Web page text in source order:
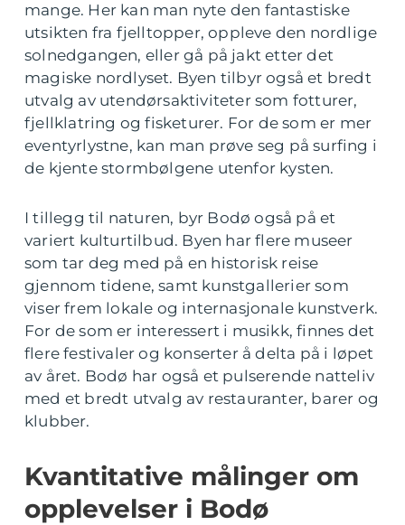
mange. Her kan man nyte den fantastiske
utsikten fra fjelltopper, oppleve den nordlige
solnedgangen, eller gå på jakt etter det
magiske nordlyset. Byen tilbyr også et bredt
utvalg av utendørsaktiviteter som fotturer,
fjellklatring og fisketurer. For de som er mer
eventyrlystne, kan man prøve seg på surfing i
de kjente stormbølgene utenfor kysten.
I tillegg til naturen, byr Bodø også på et
variert kulturtilbud. Byen har flere museer
som tar deg med på en historisk reise
gjennom tidene, samt kunstgallerier som
viser frem lokale og internasjonale kunstverk.
For de som er interessert i musikk, finnes det
flere festivaler og konserter å delta på i løpet
av året. Bodø har også et pulserende natteliv
med et bredt utvalg av restauranter, barer og
klubber.
Kvantitative målinger om
opplevelser i Bodø